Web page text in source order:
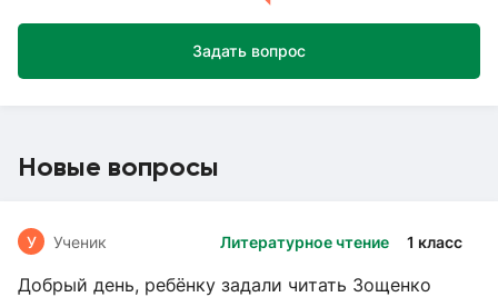
Задать вопрос
Новые вопросы
Литературное чтение 1 класс
У Ученик
Добрый день, ребёнку задали читать Зощенко